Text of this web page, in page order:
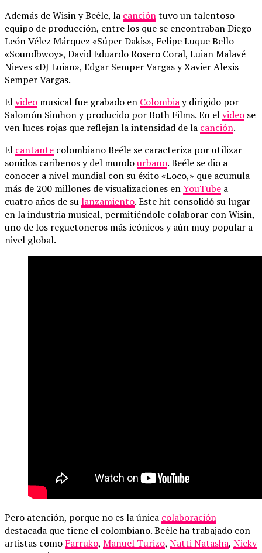
Además de Wisin y Beéle, la cancióntuvo un talentoso
equipo de producción, entre los que se encontraban Diego
León Vélez Márquez «Súper Dakis», Felipe Luque Bello
«Soundbwoy», David Eduardo Rosero Coral, Luian Malavé
Nieves «DJ Luian», Edgar Semper Vargas y Xavier Alexis
Semper Vargas.
Elvideo musical fue grabado en Colombiay dirigido por
Salomón Simhon y producido por Both Films. En elvideo se
ven luces rojas que reflejan la intensidad de la canción.
El cantante colombiano Beéle se caracteriza por utilizar
sonidos caribeños y del mundourbano. Beéle se dio a
conocer a nivel mundial con su éxito «Loco,» que acumula
más de 200 millones de visualizaciones enYouTube a
cuatro años de sulanzamiento. Este hit consolidó su lugar
en la industria musical, permitiéndole colaborar con Wisin,
uno de los reguetoneros más icónicos y aún muy popular a
nivel global.
Pero atención, porque no es la única colaboración
destacada que tiene el colombiano. Beéle ha trabajado con
artistas como Farruko, Manuel Turizo, Natti Natasha, Nicky